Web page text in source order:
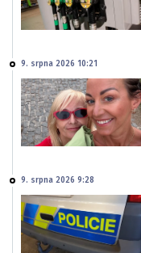
9. srpna 2026 10:21
9. srpna 2026 9:28